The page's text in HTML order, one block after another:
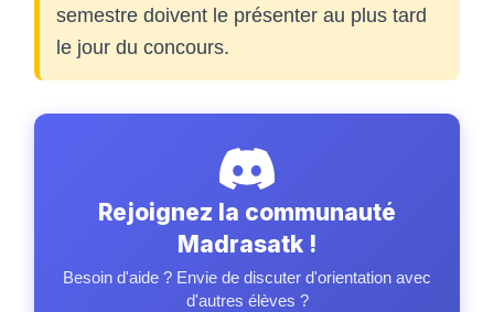
semestre doivent le présenter au plus tard
le jour du concours.
Rejoignez la communauté
Madrasatk !
Besoin d'aide ? Envie de discuter d'orientation avec
d'autres élèves ?